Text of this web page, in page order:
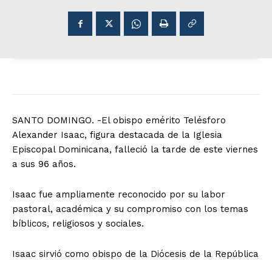
SANTO DOMINGO. -El obispo emérito Telésforo
Alexander Isaac, figura destacada de la Iglesia
Episcopal Dominicana, falleció la tarde de este viernes
a sus 96 años.
Isaac fue ampliamente reconocido por su labor
pastoral, académica y su compromiso con los temas
bíblicos, religiosos y sociales.
Isaac sirvió como obispo de la Diócesis de la República